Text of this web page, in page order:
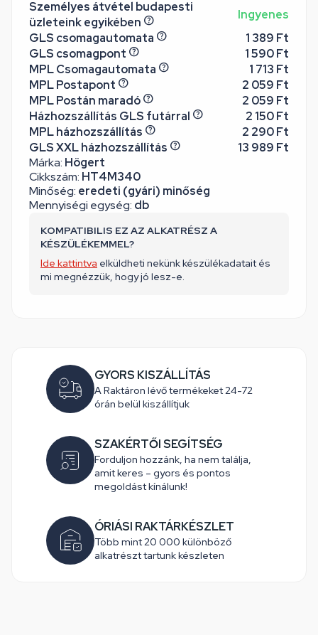
Márka: Högert
Cikkszám: HT4M340
Minőség: eredeti (gyári) minőség
Mennyiségi egység: db
Személyes átvétel budapesti
üzleteink egyikében
Ingyenes
GLS csomagautomata
1 389 Ft
GLS csomagpont
1 590 Ft
MPL Csomagautomata
1 713 Ft
MPL Postapont
2 059 Ft
MPL Postán maradó
2 059 Ft
Házhozszállítás GLS futárral
2 150 Ft
MPL házhozszállítás
2 290 Ft
GLS XXL házhozszállítás
13 989 Ft
KOMPATIBILIS EZ AZ ALKATRÉSZ A
KÉSZÜLÉKEMMEL?
Ide kattintva elküldheti nekünk készülékadatait és
mi megnézzük, hogy jó lesz-e.
GYORS KISZÁLLÍTÁS
A Raktáron lévő termékeket 24-72
órán belül kiszállítjuk
SZAKÉRTŐI SEGÍTSÉG
Forduljon hozzánk, ha nem találja,
amit keres – gyors és pontos
megoldást kínálunk!
ÓRIÁSI RAKTÁRKÉSZLET
Több mint 20 000 különböző
alkatrészt tartunk készleten